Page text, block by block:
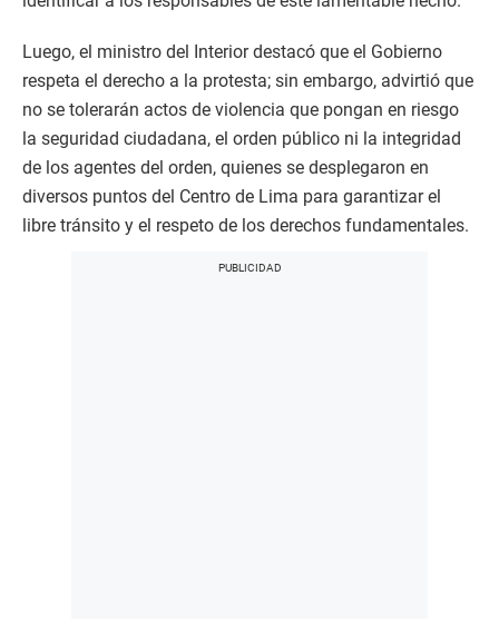
Luego, el ministro del Interior destacó que el Gobierno
respeta el derecho a la protesta; sin embargo, advirtió que
no se tolerarán actos de violencia que pongan en riesgo
la seguridad ciudadana, el orden público ni la integridad
de los agentes del orden, quienes se desplegaron en
diversos puntos del Centro de Lima para garantizar el
libre tránsito y el respeto de los derechos fundamentales.